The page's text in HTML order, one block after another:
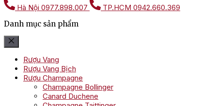
Hà Nội 0977.898.007 TP.HCM 0942.660.369
Danh mục sản phẩm
Rượu Vang
Rượu Vang Bịch
Rượu Champagne
Champagne Bollinger
Canard Duchene